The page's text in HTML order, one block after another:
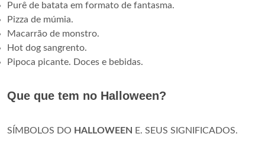
Purê de batata em formato de fantasma.
Pizza de múmia.
Macarrão de monstro.
Hot dog sangrento.
Pipoca picante. Doces e bebidas.
Que que tem no Halloween?
SÍMBOLOS DO HALLOWEEN E. SEUS SIGNIFICADOS.